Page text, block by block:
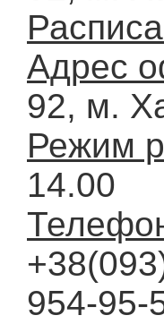
Адрес
92, м.
Режим
14.00
954-95-